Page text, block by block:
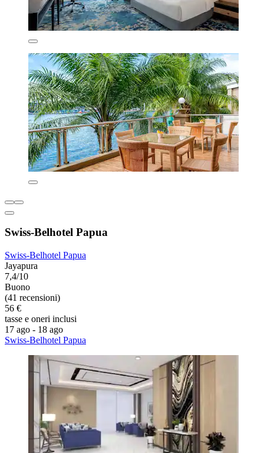
Swiss-Belhotel Papua
Swiss-Belhotel Papua
Jayapura
7,4/10
Buono
(41 recensioni)
56 €
tasse e oneri inclusi
17 ago - 18 ago
Swiss-Belhotel Papua